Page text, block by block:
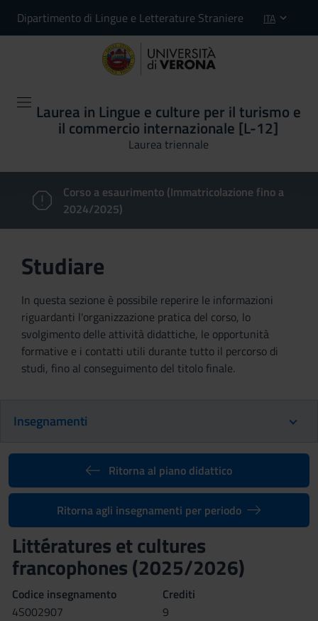
Dipartimento di Lingue e Letterature Straniere ITA
Laurea in Lingue e culture per il turismo e
il commercio internazionale [L-12]
Laurea triennale
Corso a esaurimento (Immatricolazione fino a
2024/2025)
Studiare
In questa sezione è possibile reperire le informazioni
riguardanti l'organizzazione pratica del corso, lo
svolgimento delle attività didattiche, le opportunità
formative e i contatti utili durante tutto il percorso di
studi, fino al conseguimento del titolo finale.
Insegnamenti
Ritorna al piano didattico
Ritorna agli insegnamenti per periodo
Littératures et cultures
francophones (2025/2026)
Codice insegnamento
4S002907
Crediti
9